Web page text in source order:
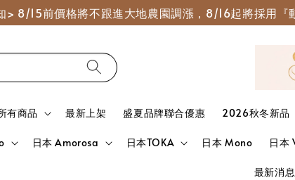
> 8/15前價格將不跟進大地農園調漲，8/16起將採用『
有商品 最新上架 盛夏品牌聯合優惠 2026秋冬新品
日本 Amorosa 日本TOKA 日本 Mono 日本
最新消息